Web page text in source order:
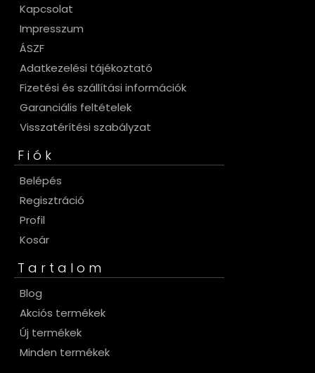
Kapcsolat
Impresszum
ÁSZF
Adatkezelési tájékoztató
Fizetési és szállítási információk
Garanciális feltételek
Visszatérítési szabályzat
Fiók
Belépés
Regisztráció
Profil
Kosár
Tartalom
Blog
Akciós termékek
Új termékek
Minden termékek